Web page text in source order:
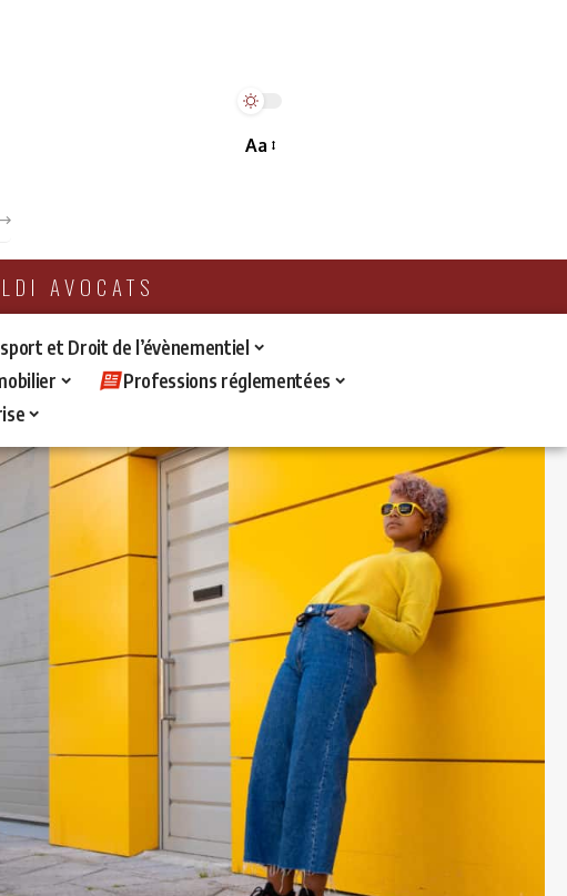
Aa
AVOCATS
et Droit de l’évènementiel
Professions réglementées